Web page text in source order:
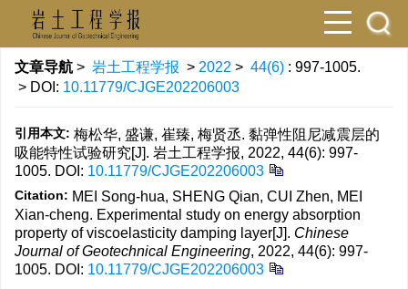
文章导航 > 岩土工程学报 > 2022 > 44(6) : 997-1005.
> DOI: 10.11779/CJGE202206003
引用本文: 梅松华, 盛谦, 崔臻, 梅贤丞. 黏弹性阻尼减震层的
吸能特性试验研究[J]. 岩土工程学报, 2022, 44(6): 997-
1005. DOI: 10.11779/CJGE202206003
Citation: MEI Song-hua, SHENG Qian, CUI Zhen, MEI
Xian-cheng. Experimental study on energy absorption
property of viscoelasticity damping layer[J]. Chinese
Journal of Geotechnical Engineering, 2022, 44(6): 997-
1005. DOI: 10.11779/CJGE202206003